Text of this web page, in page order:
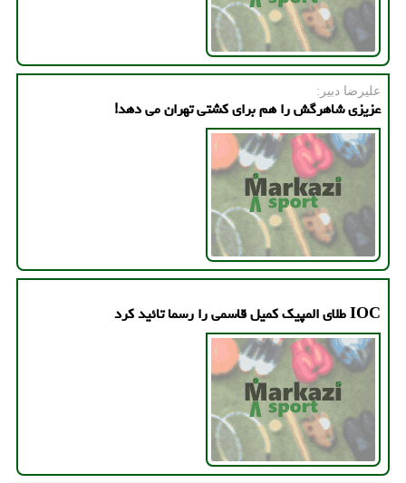
علیرضا دبیر:
عزیزی شاهرگش را هم برای کشتی تهران می دهد!
IOC طلای المپیک کمیل قاسمی را رسما تائید کرد